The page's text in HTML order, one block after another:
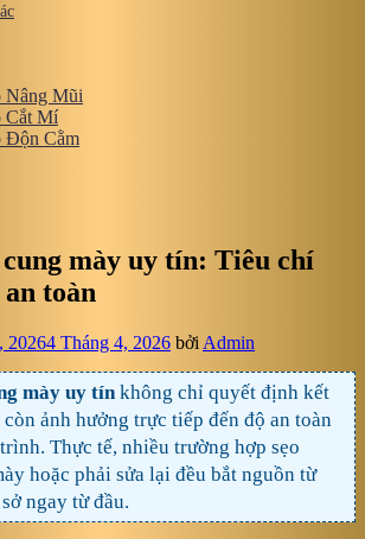
Nâng Mũi
Cắt Mí
Độn Cằm
mày uy tín: Tiêu chí
toàn
20264 Tháng 4, 2026 bởi Admin
mày uy tínkhông chỉ quyết định kết
ảnh hưởng trực tiếp đến độ an toàn
Thực tế, nhiều trường hợp sẹo
hoặc phải sửa lại đều bắt nguồn từ
ngay từ đầu.